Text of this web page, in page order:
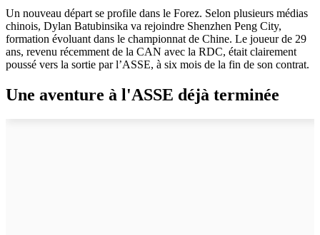
Un nouveau départ se profile dans le Forez. Selon plusieurs médias
chinois, Dylan Batubinsika va rejoindre Shenzhen Peng City,
formation évoluant dans le championnat de Chine. Le joueur de 29
ans, revenu récemment de la CAN avec la RDC, était clairement
poussé vers la sortie par l’ASSE, à six mois de la fin de son contrat.
Une aventure à l'ASSE déjà terminée